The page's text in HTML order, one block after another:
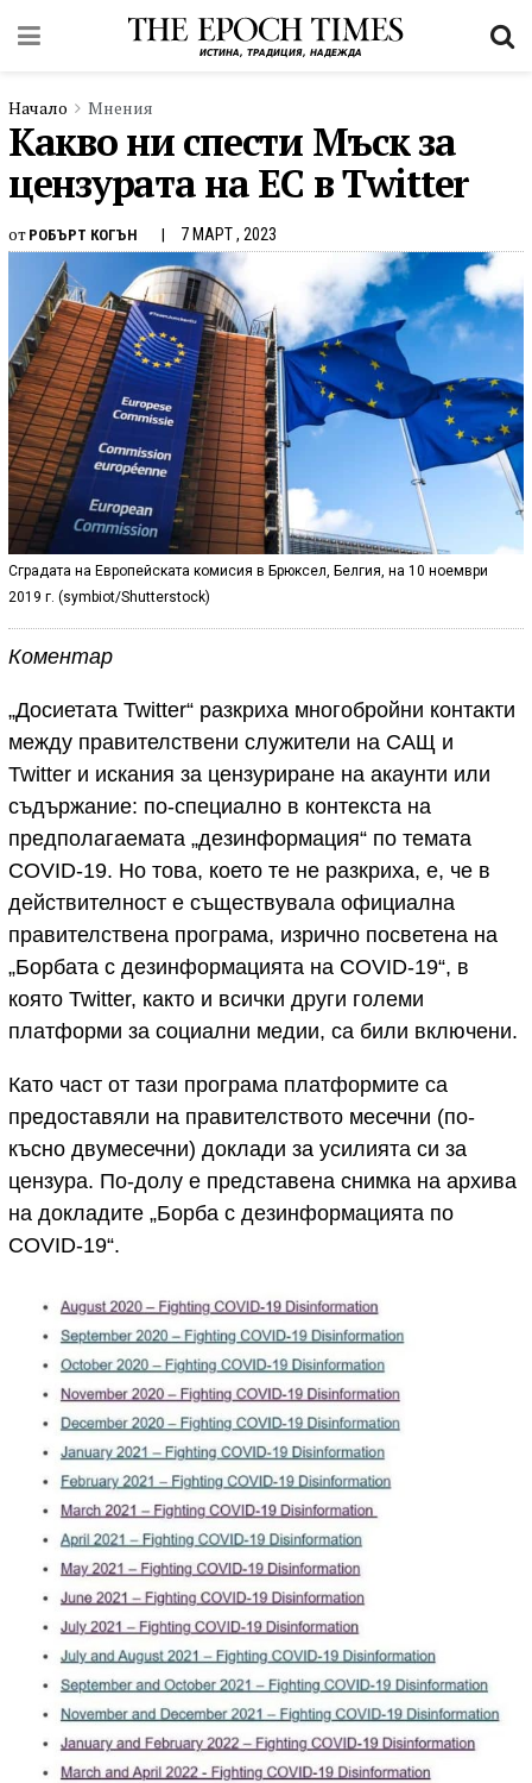
Начало Мнения
Какво ни спести Мъск за
цензурата на ЕС в Twitter
от РОБЪРТ КОГЪН 7 МАРТ , 2023
Сградата на Европейската комисия в Брюксел, Белгия, на 10 ноември
2019 г. (symbiot/Shutterstock)
Коментар
„Досиетата Twitter“ разкриха многобройни контакти
между правителствени служители на САЩ и
Twitter и искания за цензуриране на акаунти или
съдържание: по-специално в контекста на
предполагаемата „дезинформация“ по темата
COVID-19. Но това, което те не разкриха, е, че в
действителност е съществувала официална
правителствена програма, изрично посветена на
„Борбата с дезинформацията на COVID-19“, в
която Twitter, както и всички други големи
платформи за социални медии, са били включени.
Като част от тази програма платформите са
предоставяли на правителството месечни (по-
късно двумесечни) доклади за усилията си за
цензура. По-долу е представена снимка на архива
на докладите „Борба с дезинформацията по
COVID-19“.